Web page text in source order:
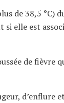
de 38,5 °C)
elle est
de fièvre
d’enflure